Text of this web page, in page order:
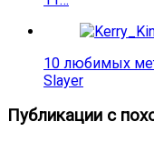
10 любимых
Slayer
Публикации с